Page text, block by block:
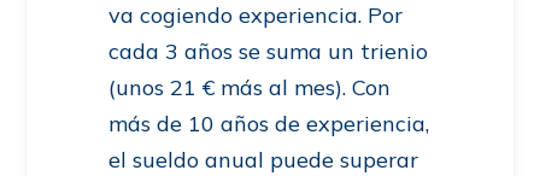
va cogiendo experiencia. Por
cada 3 años se suma un trienio
(unos 21 € más al mes). Con
más de 10 años de experiencia,
el sueldo anual puede superar